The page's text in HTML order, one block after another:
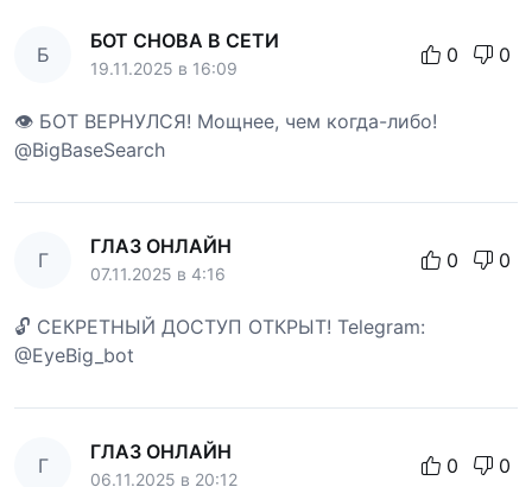
Б
БОТ СНОВА В СЕТИ
19.11.2025 в 16:09
0 0
👁 БОТ ВЕРНУЛСЯ! Мощнее, чем когда-либо!
@BigBaseSearch
Г
ГЛАЗ ОНЛАЙН
07.11.2025 в 4:16
0 0
🔓 СЕКРЕТНЫЙ ДОСТУП ОТКРЫТ! Telegram:
@EyeBig_bot
Г
ГЛАЗ ОНЛАЙН
06.11.2025 в 20:12
0 0